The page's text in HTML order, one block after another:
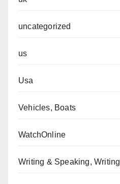
uncategorized
us
Usa
Vehicles, Boats
WatchOnline
Writing & Speaking, Writing